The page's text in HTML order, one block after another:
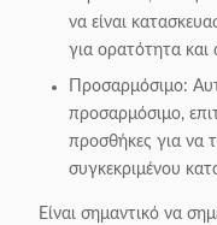
να είναι
για ορατότητα και
Προσαρμόσιμο:
προσαρμόσιμο,
προσθήκες για να
συγκεκριμένου
Είναι σημαντικό να